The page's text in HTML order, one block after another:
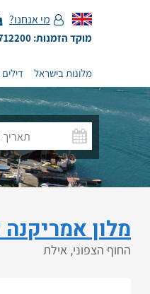
מי אנחנו?
מוקד הזמנות: 072-3712200, א'-ה': 19:00-9:00, שישי: 13:00-9:00
מלונות בישראל
מלון
החוף הצפוני, אילת